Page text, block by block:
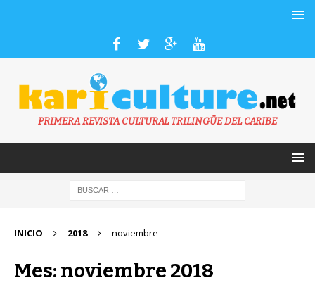
PRIMERA REVISTA CULTURAL TRILINGÜE DEL CARIBE
INICIO 2018 noviembre
Mes: noviembre 2018